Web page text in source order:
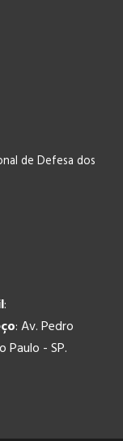
de Defesa dos
:
: Av. Pedro
Paulo - SP.